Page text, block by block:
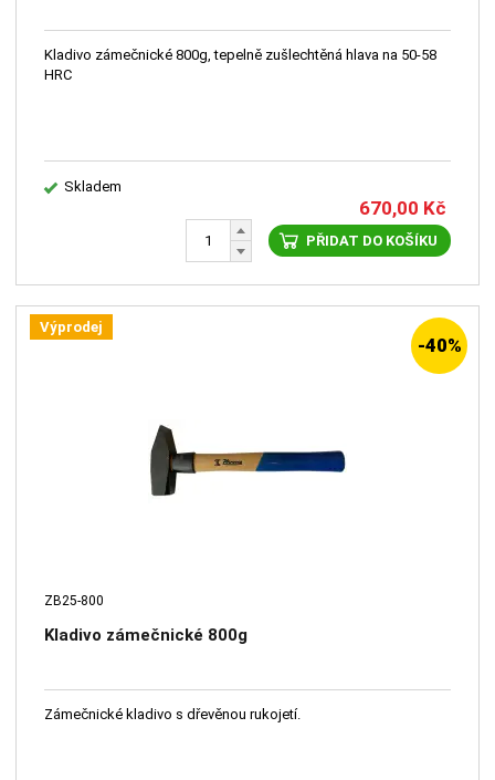
Kladivo zámečnické 800g, tepelně zušlechtěná hlava na 50-58
HRC
Skladem
670,00 Kč
PŘIDAT DO KOŠÍKU
Výprodej
-40%
ZB25-800
Kladivo zámečnické 800g
Zámečnické kladivo s dřevěnou rukojetí.